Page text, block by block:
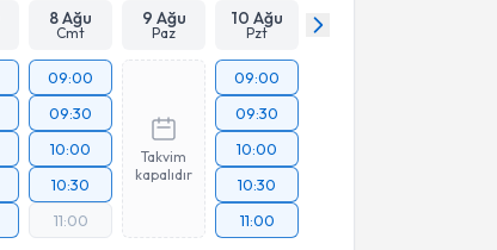
8 Ağu
Cmt
9 Ağu
Paz
10 Ağu
Pzt
09:00
09:30
10:00
10:30
11:00
Takvim
kapalıdır
09:00
09:30
10:00
10:30
11:00